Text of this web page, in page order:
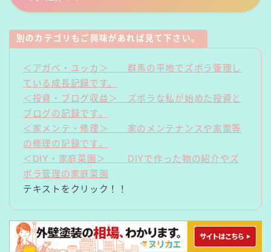
別のカテゴリもご興味があれば見て下さい。
＜アガベ・ユッカ＞ 群馬の平地でズボラ管理し
ている成長記録です。
＜投資・ブログ収益＞ ズボラな私が始めた投資と
ブログの記録です。
＜家メンテ・修理＞ 家のメンテナンスや家電等
の修理の記録です。
＜DIY・家庭菜園＞ DIYで作った物の紹介やズ
ボラ管理の家庭菜園
テキストをクリック！！